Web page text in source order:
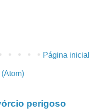
Página inicial
perigoso